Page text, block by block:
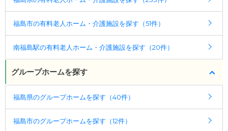
◎ケアスル 介護の3つの特徴
ポート
入居相談：
0120-579-721
受付時間：10：00～19：00
・全国10000件の介護施設情報を掲載
幅広い選択肢の中から、条件にあった施設を選ぶ
ことができます。
福島市の有料老人ホーム・介護施設を探す（51件）
南福島駅の有料老人ホーム・介護施設を探す（20件）
グループホームを探す
福島県のグループホームを探す（40件）
福島市のグループホームを探す（12件）